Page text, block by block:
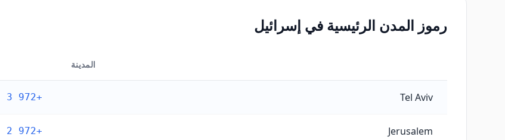
رموز المدن الرئيسية في إسرائيل
المدينة
Tel Aviv
+972 3
Jerusalem
+972 2